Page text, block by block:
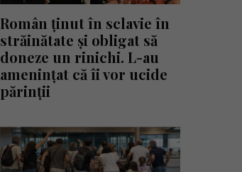
Român ținut în sclavie în
străinătate și obligat să
doneze un rinichi. L-au
amenințat că îi vor ucide
părinții